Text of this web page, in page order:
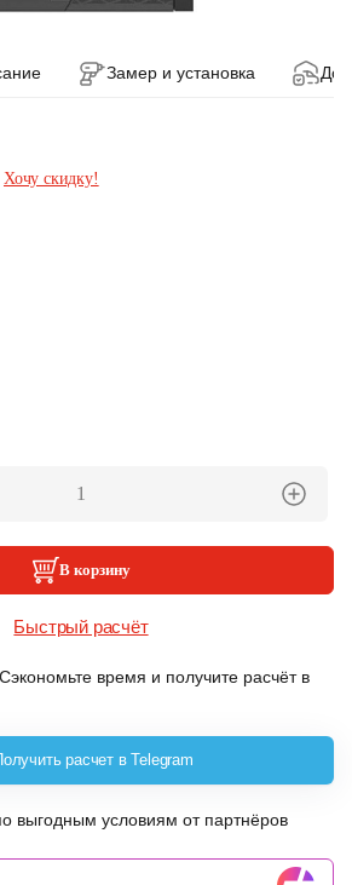
Замер и установка
Хочу скидку!
В корзину
Быстрый расчёт
время и получите расчёт в
расчет в Telegram
выгодным условиям от партнёров